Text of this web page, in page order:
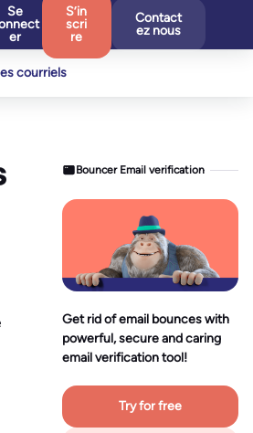
Se
er
S’in
scri
re
Contact
ez nous
courriels
Bouncer Email verification
Get rid of email bounces with
powerful, secure and caring
email verification tool!
Try for free